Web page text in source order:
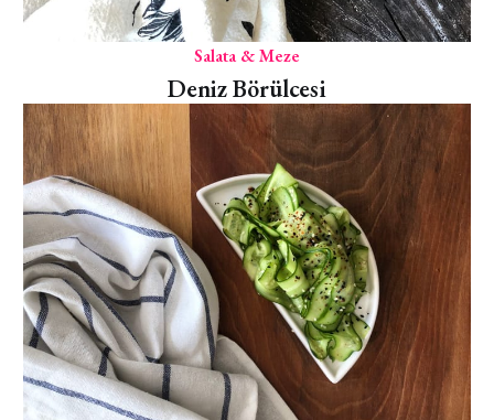
Salata & Meze
Deniz Börülcesi